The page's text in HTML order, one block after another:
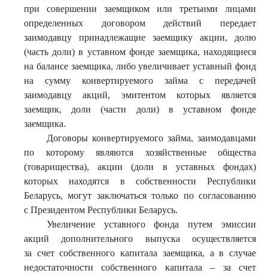
при совершении заемщиком или третьими лицами
определенных договором действий передает
заимодавцу принадлежащие заемщику акции, долю
(часть доли) в уставном фонде заемщика, находящиеся
на балансе заемщика, либо увеличивает уставный фонд
на сумму конвертируемого займа с передачей
заимодавцу акций, эмитентом которых является
заемщик, доли (части доли) в уставном фонде
заемщика.
Договоры конвертируемого займа, заимодавцами
по которому являются хозяйственные общества
(товарищества), акции (доли в уставных фондах)
которых находятся в собственности Республики
Беларусь, могут заключаться только по согласованию
с Президентом Республики Беларусь.
Увеличение уставного фонда путем эмиссии
акций дополнительного выпуска осуществляется
за счет собственного капитала заемщика, а в случае
недостаточности собственного капитала – за счет